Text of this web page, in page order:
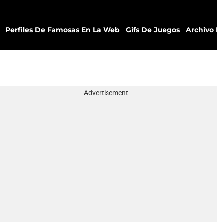
Perfiles De Famosas En La Web Gifs De Juegos Archivo
Advertisement